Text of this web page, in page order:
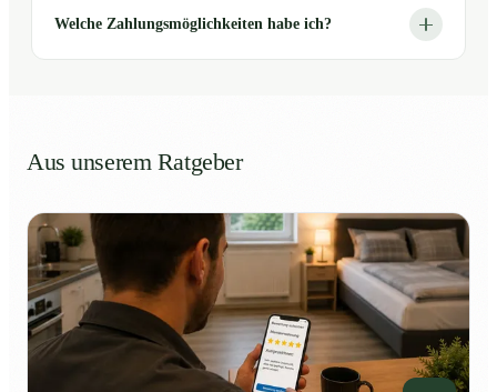
Welche Zahlungsmöglichkeiten habe ich?
Aus unserem Ratgeber